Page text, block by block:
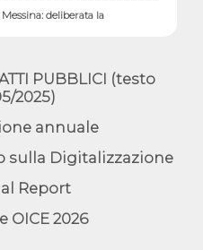
deliberata la
in calo dell'1% a giugno,
di energie rinnovabili
contributi per
PUBBLICI (testo
2025)
annuale
sulla Digitalizzazione
Report
OICE 2026